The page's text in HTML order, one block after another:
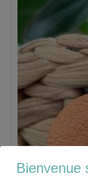
Bienvenue